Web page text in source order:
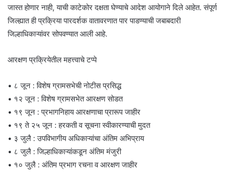
जास्त होणार नाही, याची काटेकोर दक्षता घेण्याचे आदेश आयोगाने दिले आहेत. संपूर्ण
जिल्ह्यात ही प्रक्रिया पारदर्शक वातावरणात पार पाडण्याची जबाबदारी
जिल्हाधिकाऱ्यांवर सोपवण्यात आली आहे.
आरक्षण प्रक्रियेतील महत्त्वाचे टप्पे
• ८ जून : विशेष ग्रामसभेची नोटीस प्रसिद्ध
• १२ जून : विशेष ग्रामसभेत आरक्षण सोडत
• १९ जून : प्रभागनिहाय आरक्षणाचा प्रारूप जाहीर
• १९ ते २५ जून : हरकती व सूचना स्वीकारण्याची मुदत
• ३ जुलै : उपविभागीय अधिकाऱ्यांचा अंतिम अभिप्राय
• ८ जुलै : जिल्हाधिकाऱ्यांकडून अंतिम मंजुरी
• १० जुलै : अंतिम प्रभाग रचना व आरक्षण जाहीर